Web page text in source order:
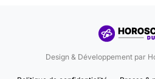
Design & Développement par